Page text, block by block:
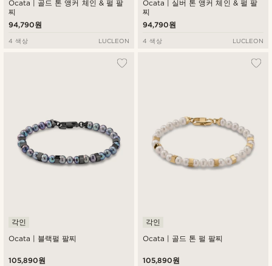
Ocata | 골드 톤 앵커 체인 & 펄 팔
찌
94,790원
4 색상 LUCLEON
Ocata | 실버 톤 앵커 체인 & 펄 팔
찌
94,790원
4 색상 LUCLEON
Ocata | 블랙펄 팔찌
각인
105,890원
Ocata | 골드 톤 펄 팔찌
각인
105,890원